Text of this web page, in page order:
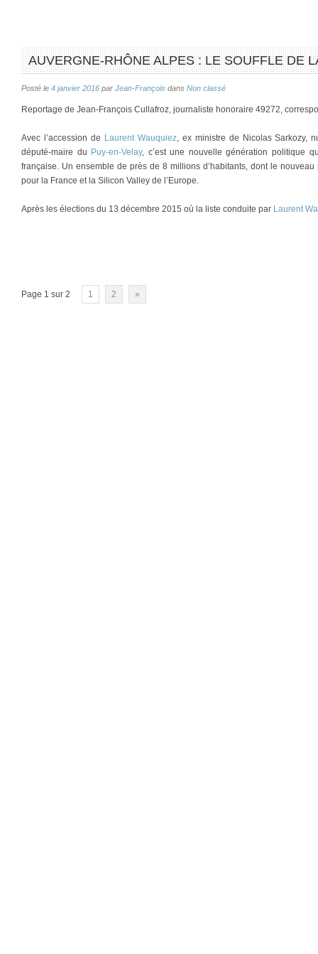
AUVERGNE-RHÔNE ALPES : LE SOUFFLE DE
Posté le 4 janvier 2016 par Jean-François dans Non classé
Reportage de Jean-François Cullafroz, journaliste honoraire 49272,
Avec l’accession de Laurent Wauquiez, ex ministre de Nicolas Sarkozy,
député-maire du Puy-en-Velay, c’est une nouvelle génération politique
française. Un ensemble de près de 8 millions d’habitants, dont le
pour la France et la Silicon Valley de l’Europe.
Après les élections du 13 décembre 2015 où la liste conduite par Laurent
Page 1 sur 2 1 2 »